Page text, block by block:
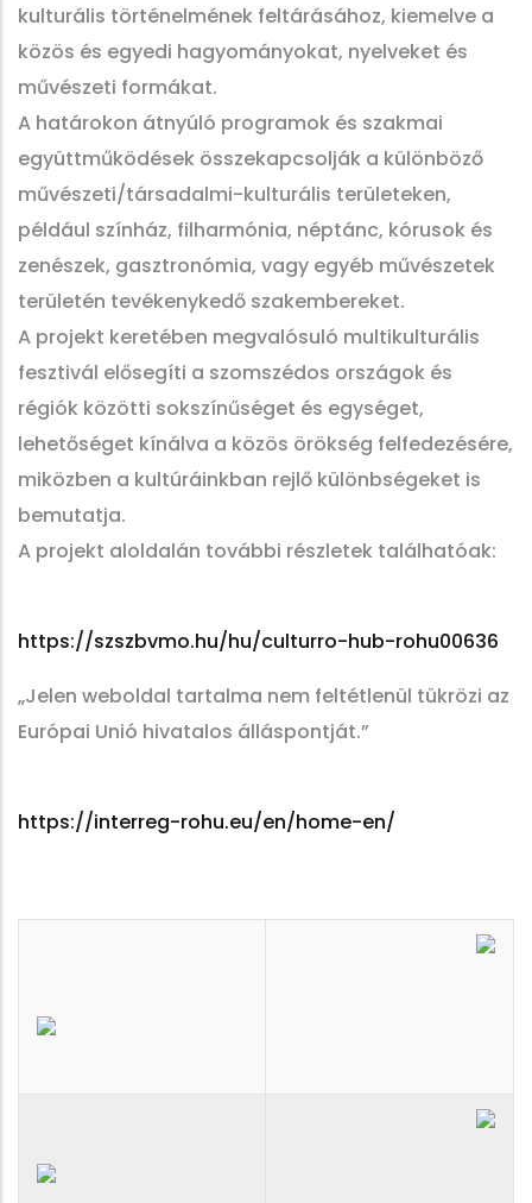
kulturális történelmének feltárásához, kiemelve a
közös és egyedi hagyományokat, nyelveket és
művészeti formákat.
A határokon átnyúló programok és szakmai
együttműködések összekapcsolják a különböző
művészeti/társadalmi-kulturális területeken,
például színház, filharmónia, néptánc, kórusok és
zenészek, gasztronómia, vagy egyéb művészetek
területén tevékenykedő szakembereket.
A projekt keretében megvalósuló multikulturális
fesztivál elősegíti a szomszédos országok és
régiók közötti sokszínűséget és egységet,
lehetőséget kínálva a közös örökség felfedezésére,
miközben a kultúráinkban rejlő különbségeket is
bemutatja.
A projekt aloldalán további részletek találhatóak:
https://szszbvmo.hu/hu/culturro-hub-rohu00636
„Jelen weboldal tartalma nem feltétlenül tükrözi az
Európai Unió hivatalos álláspontját.”
https://interreg-rohu.eu/en/home-en/